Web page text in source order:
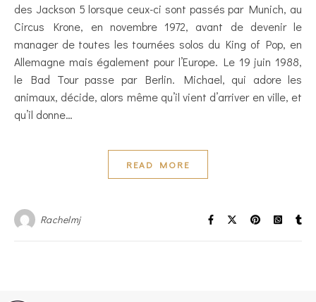
des Jackson 5 lorsque ceux-ci sont passés par Munich, au
Circus Krone, en novembre 1972, avant de devenir le
manager de toutes les tournées solos du King of Pop, en
Allemagne mais également pour l’Europe. Le 19 juin 1988,
le Bad Tour passe par Berlin. Michael, qui adore les
animaux, décide, alors même qu’il vient d’arriver en ville, et
qu’il donne…
READ MORE
Rachelmj